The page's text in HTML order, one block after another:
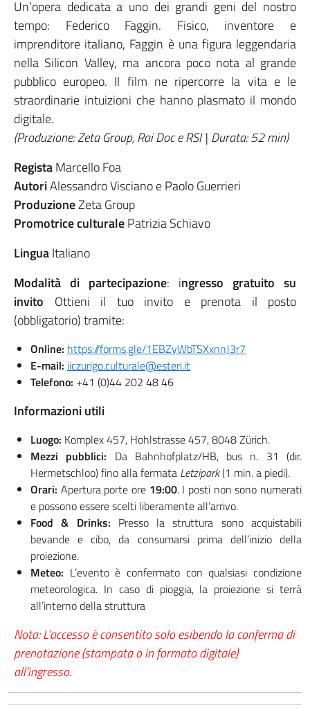
Un’opera dedicata a uno dei grandi geni del nostro
tempo: Federico Faggin. Fisico, inventore e
imprenditore italiano, Faggin è una figura leggendaria
nella Silicon Valley, ma ancora poco nota al grande
pubblico europeo. Il film ne ripercorre la vita e le
straordinarie intuizioni che hanno plasmato il mondo
digitale.
(Produzione: Zeta Group, Rai Doc e RSI | Durata: 52 min)
RegistaMarcello Foa
AutoriAlessandro Visciano e Paolo Guerrieri
ProduzioneZeta Group
Promotrice culturalePatrizia Schiavo
LinguaItaliano
Modalità di partecipazione: ingresso gratuito su
invito Ottieni il tuo invito e prenota il posto
(obbligatorio) tramite:
Online: https://forms.gle/1EBZyWbTSXxnnJ3r7
E-mail: iiczurigo.culturale@esteri.it
Telefono: +41 (0)44 202 48 46
Informazioni utili
Luogo: Komplex 457, Hohlstrasse 457, 8048 Zürich.
Mezzi pubblici: Da Bahnhofplatz/HB, bus n. 31 (dir.
Hermetschloo) fino alla fermata Letzipark(1 min. a piedi).
Orari: Apertura porte ore 19:00. I posti non sono numerati
e possono essere scelti liberamente all’arrivo.
Food & Drinks: Presso la struttura sono acquistabili
bevande e cibo, da consumarsi prima dell’inizio della
proiezione.
Meteo: L’evento è confermato con qualsiasi condizione
meteorologica. In caso di pioggia, la proiezione si terrà
all’interno della struttura
Nota: L’accesso è consentito solo esibendo la conferma di
prenotazione (stampata o in formato digitale)
all’ingresso.